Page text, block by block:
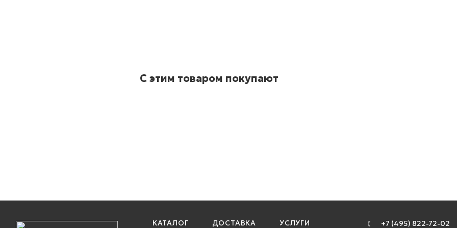
С этим товаром покупают
КАТАЛОГ ДОСТАВКА УСЛУГИ +7 (495) 822-72-02